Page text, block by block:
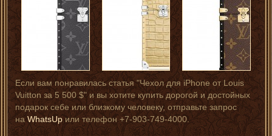
Если вам понравилась статья "Чехол для iPhone от Louis
Vuitton за 5 500 $" и вы хотите купить дорогой и достойных
подарок себе или близкому человеку, отправьте запрос
наWhatsUpили телефон +7-903-749-4000.